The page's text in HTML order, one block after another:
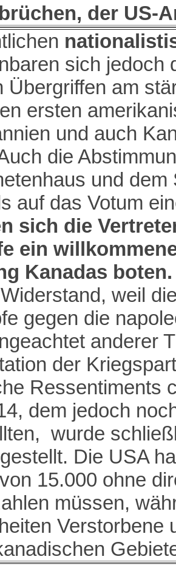
der US-
sich jedoch
Übergriffen am
ersten
und auch
die
und
auf das Votum
sich die
ein
Kanadas
weil
gegen die
anderer
der
Ressentiments
dem jedoch
wurde
Die USA
15.000 ohne
müssen,
Verstorbene